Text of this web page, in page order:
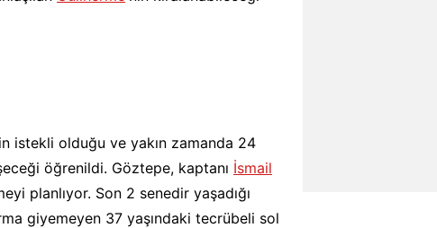
istekli olduğu ve yakın zamanda 24
öğrenildi. Göztepe, kaptanı İsmail
planlıyor. Son 2 senedir yaşadığı
giyemeyen 37 yaşındaki tecrübeli sol